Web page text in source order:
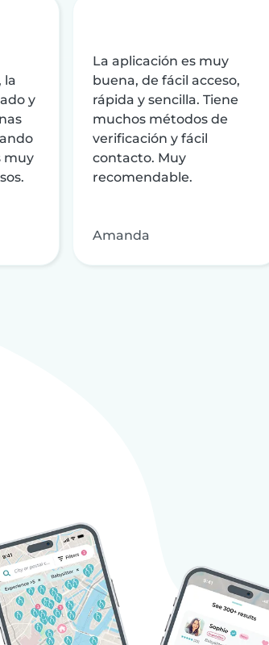
la
y
muy
La aplicación es muy
buena, de fácil acceso,
rápida y sencilla. Tiene
muchos métodos de
verificación y fácil
contacto. Muy
recomendable.
Amanda